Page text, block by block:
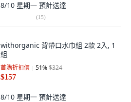
8/10 星期一 預計送達
(15)
withorganic 背帶口水巾組 2款 2入, 1
組
首購折扣價 51%$324
$157
8/10 星期一 預計送達